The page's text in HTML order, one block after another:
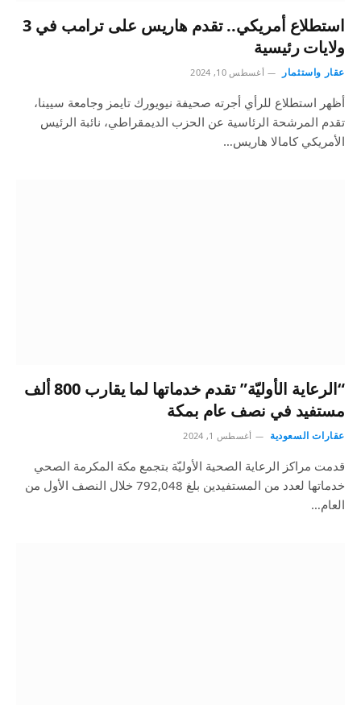
استطلاع أمريكي.. تقدم هاريس على ترامب في 3
ولايات رئيسية
عقار واستثمار أغسطس 10, 2024
أظهر استطلاع للرأي أجرته صحيفة نيويورك تايمز وجامعة سيينا،
تقدم المرشحة الرئاسية عن الحزب الديمقراطي، نائبة الرئيس
الأمريكي كامالا هاريس…
“الرعاية الأوليّة” تقدم خدماتها لما يقارب 800 ألف
مستفيد في نصف عام بمكة
عقارات السعودية أغسطس 1, 2024
قدمت مراكز الرعاية الصحية الأوليّة بتجمع مكة المكرمة الصحي
خدماتها لعدد من المستفيدين بلغ 792,048 خلال النصف الأول من
العام…